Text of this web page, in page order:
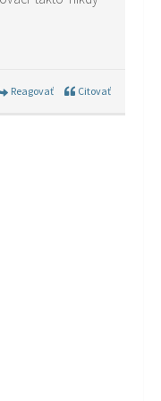
Reagovať Citovať